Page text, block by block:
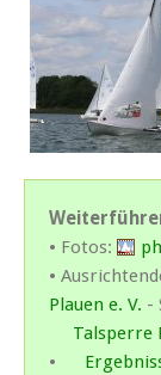
• Fotos:
•
Plauen e. V. -
Talsperre
•